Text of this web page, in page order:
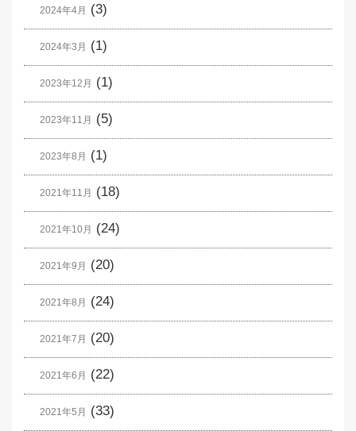
2024年4月 (3)
2024年3月 (1)
2023年12月 (1)
2023年11月 (5)
2023年8月 (1)
2021年11月 (18)
2021年10月 (24)
2021年9月 (20)
2021年8月 (24)
2021年7月 (20)
2021年6月 (22)
2021年5月 (33)